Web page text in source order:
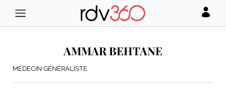
AMMAR BEHTANE
MÉDECIN GÉNÉRALISTE